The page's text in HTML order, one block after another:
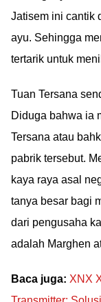
Jatisem ini cantik
ayu. Sehingga
tertarik untuk
Tuan Tersana
Diduga bahwa ia
Tersana atau
pabrik tersebut.
kaya raya asal
tanya besar bagi
dari pengusaha
adalah Marghen
Baca juga: XNX